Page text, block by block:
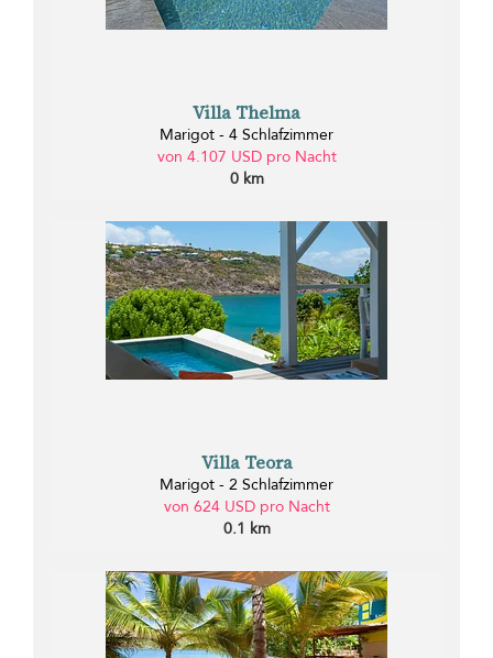
Villa Thelma
Marigot - 4 Schlafzimmer
von 4.107 USD pro Nacht
0 km
Villa Teora
Marigot - 2 Schlafzimmer
von 624 USD pro Nacht
0.1 km